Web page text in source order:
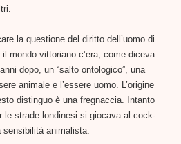
la questione del diritto dell’uomo di
mondo vittoriano c’era, come diceva
dopo, un “salto ontologico”, una
animale e l’essere uomo. L’origine
distinguo è una fregnaccia. Intanto
le strade londinesi si giocava al cock-
animalista.